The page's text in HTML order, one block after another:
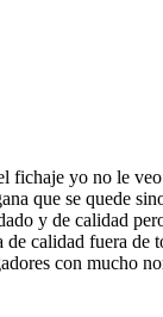
yo no le
que se quede
y de calidad
calidad fuera de
con mucho